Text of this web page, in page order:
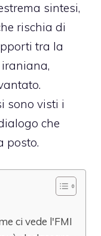
sintesi,
rischia di
tra la
sono visti i
che
posto.
ci vede l'FMI